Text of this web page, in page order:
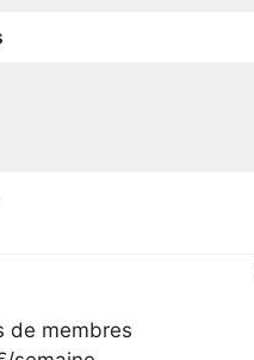
de membres